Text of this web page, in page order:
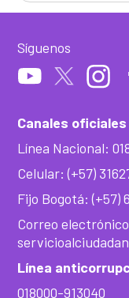
Canales
Línea Nacional:
Celular: (+57)
Fijo Bogotá: (+57)
Correo
Línea
018000-913040
Síguenos